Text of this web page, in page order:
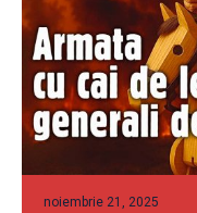
noiembrie 21, 2025